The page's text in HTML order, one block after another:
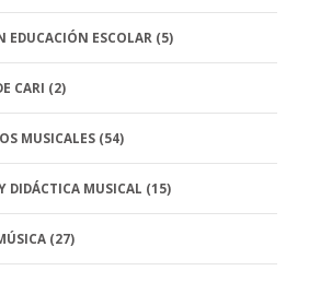
EDUCACIÓN ESCOLAR (5)
CARI (2)
MUSICALES (54)
DIDÁCTICA MUSICAL (15)
(27)